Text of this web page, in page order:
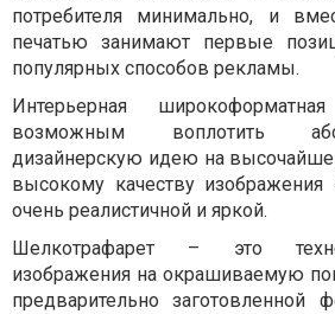
потребителя минимально, и
печатью занимают первые
популярных способов рекламы.
Интерьерная
возможным воплотить
дизайнерскую идею на
высокому качеству изображения
очень реалистичной и яркой.
Шелкотрафарет – это
изображения на окрашиваемую
предварительно заготовленной